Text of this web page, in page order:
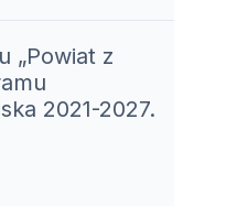
„Powiat z
2021-2027.